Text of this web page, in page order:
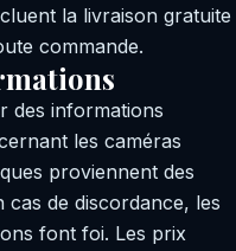
la livraison gratuite
commande.
des informations
les caméras
proviennent des
de discordance, les
font foi. Les prix